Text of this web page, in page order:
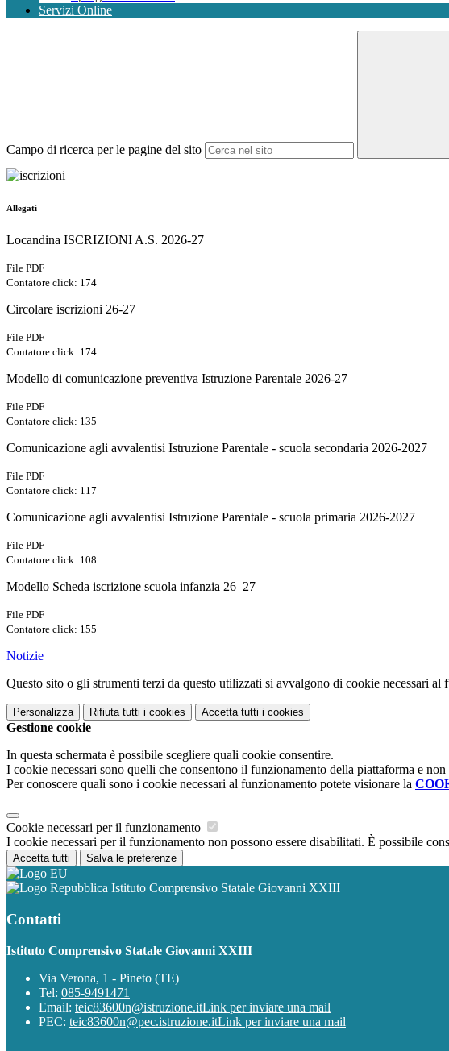
Servizi Online
Campo di ricerca per le pagine del sito
Allegati
Locandina ISCRIZIONI A.S. 2026-27
File PDF
Contatore click: 174
Circolare iscrizioni 26-27
File PDF
Contatore click: 174
Modello di comunicazione preventiva Istruzione Parentale 2026-27
File PDF
Contatore click: 135
Comunicazione agli avvalentisi Istruzione Parentale - scuola secondaria 2026-2027
File PDF
Contatore click: 117
Comunicazione agli avvalentisi Istruzione Parentale - scuola primaria 2026-2027
File PDF
Contatore click: 108
Modello Scheda iscrizione scuola infanzia 26_27
File PDF
Contatore click: 155
Notizie
Questo sito o gli strumenti terzi da questo utilizzati si avvalgono di cookie necessari
Personalizza Rifiuta tutti i cookies Accetta tutti i cookies
Gestione cookie
In questa schermata è possibile scegliere quali cookie consentire.
I cookie necessari sono quelli che consentono il funzionamento della piattaforma e
Per conoscere quali sono i cookie necessari al funzionamento potete visionare la
Cookie necessari per il funzionamento
I cookie necessari per il funzionamento non possono essere disabilitati. È possibile
Accetta tutti Salva le preferenze
Istituto Comprensivo Statale Giovanni XXIII
Contatti
Istituto Comprensivo Statale Giovanni XXIII
Via Verona, 1 - Pineto (TE)
Tel: 085-9491471
Email: teic83600n@istruzione.itLink per inviare una mail
PEC: teic83600n@pec.istruzione.itLink per inviare una mail